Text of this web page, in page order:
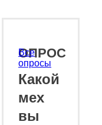
ОПРОС
Какой
мех
вы
Все
опросы